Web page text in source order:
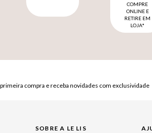
COMPRE
ONLINE E
RETIRE EM
LOJA*
compra e receba novidades com exclusividade
SOBRE A LE LIS